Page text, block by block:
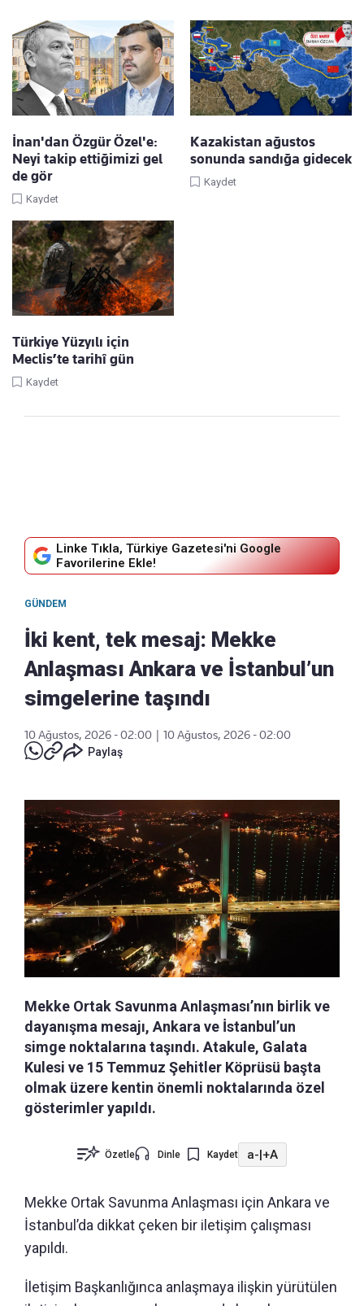
İnan'dan Özgür Özel'e:
Neyi takip ettiğimizi gel
de gör
Kaydet
Kazakistan ağustos
sonunda sandığa gidecek
Kaydet
Türkiye Yüzyılı için
Meclis’te tarihî gün
Kaydet
Linke Tıkla, Türkiye Gazetesi'ni Google
Favorilerine Ekle!
GÜNDEM
İki kent, tek mesaj: Mekke
Anlaşması Ankara ve İstanbul’un
simgelerine taşındı
10 Ağustos, 2026 - 02:00
10 Ağustos, 2026 - 02:00
Paylaş
Mekke Ortak Savunma Anlaşması’nın birlik ve
dayanışma mesajı, Ankara ve İstanbul’un
simge noktalarına taşındı. Atakule, Galata
Kulesi ve 15 Temmuz Şehitler Köprüsü başta
olmak üzere kentin önemli noktalarında özel
gösterimler yapıldı.
Özetle Dinle Kaydet a-|+A
Mekke Ortak Savunma Anlaşması için Ankara ve
İstanbul’da dikkat çeken bir iletişim çalışması
yapıldı.
İletişim Başkanlığınca anlaşmaya ilişkin yürütülen